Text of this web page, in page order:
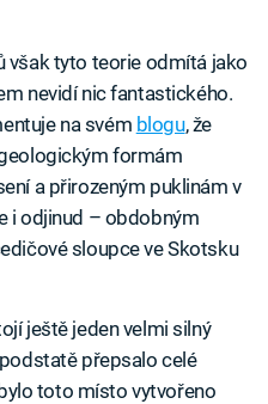
však tyto teorie odmítá jako
nevidí nic fantastického.
na svém blogu, že
formám
a přirozeným puklinám v
i odjinud – obdobným
sloupce ve Skotsku
ještě jeden velmi silný
přepsalo celé
toto místo vytvořeno